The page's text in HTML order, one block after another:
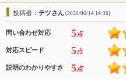
投稿者： テツさん (2026/06/14 14:36)
問い合わせ対応 5点
対応スピード 5点
説明のわかりやすさ 5点